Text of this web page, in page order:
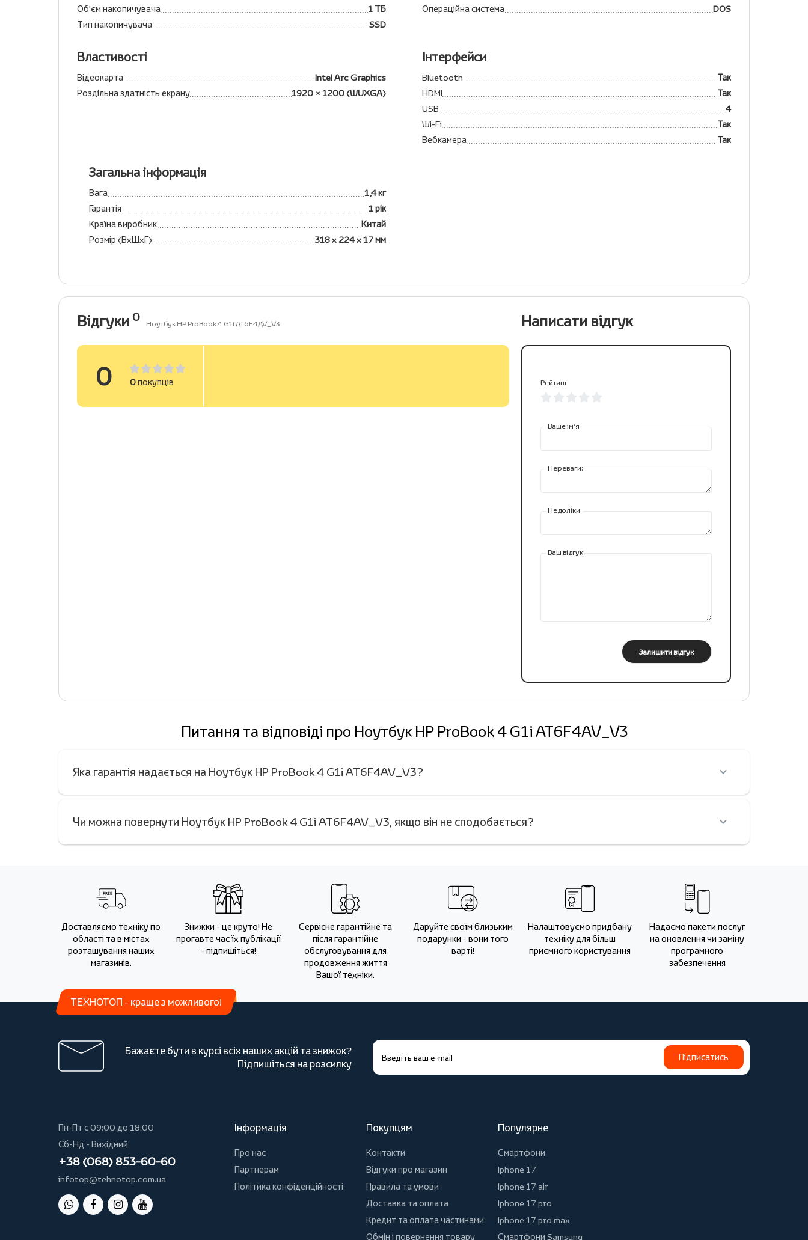
Об'єм накопичувача
1 ТБ
Тип накопичувача
SSD
Операційна система DOS
Властивості
Відеокарта
Intel Arc Graphics
Роздільна здатність екрану
1920 × 1200 (WUXGA)
Інтерфейси
Bluetooth
Так
HDMI
Так
USB
4
Wi-Fi
Так
Вебкамера
Так
Загальна інформація
Вага
1,4 кг
Гарантія
1 рік
Країна виробник
Китай
Розмір (ВхШхГ)
318 x 224 x 17 мм
Відгуки 0 Ноутбук HP ProBook 4 G1i AT6F4AV_V3
0 0покупців
Написати відгук
Рейтинг
Ваше ім’я
Переваги:
Недоліки:
Ваш відгук
Залишити відгук
Питання та відповіді про Ноутбук HP ProBook 4 G1i AT6F4AV_V3
Яка гарантія надається на Ноутбук HP ProBook 4 G1i AT6F4AV_V3?
Чи можна повернути Ноутбук HP ProBook 4 G1i AT6F4AV_V3, якщо він не сподобається?
Доставляємо техніку по
області та в містах
розташування наших
магазинів.
Знижки - це круто! Не
прогавте час їх публікації
- підпишіться!
Сервісне гарантійне та
після гарантійне
обслуговування для
продовження життя
Вашої техніки.
Даруйте своїм близьким
подарунки - вони того
варті!
Налаштовуємо придбану
техніку для більш
приємного користування
Надаємо пакети послуг
на оновлення чи заміну
програмного
забезпечення
ТЕХНОТОП - краще з можливого!
Бажаєте бути в курсі всіх наших акцій та знижок?
Підпишіться на розсилку
Підписатись
Пн-Пт с 09:00 до 18:00
Сб-Нд - Вихідний
+38 (068) 853-60-60
infotop@tehnotop.com.ua
Інформація
Про нас
Партнерам
Політика конфіденційності
Покупцям
Контакти
Відгуки про магазин
Правила та умови
Доставка та оплата
Кредит та оплата частинами
Обмін і повернення товару
Популярне
Смартфони
Iphone 17
Iphone 17 air
Iphone 17 pro
Iphone 17 pro max
Смартфони Samsung